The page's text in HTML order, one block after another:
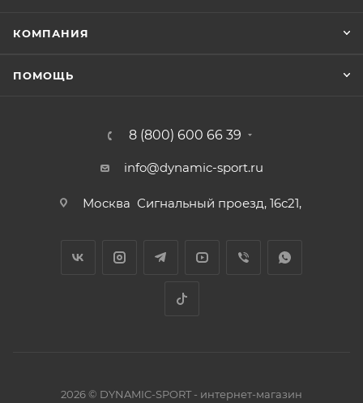
КОМПАНИЯ
ПОМОЩЬ
8 (800) 600 66 39
info@dynamic-sport.ru
Москва Сигнальный проезд, 16с21,
2026 © DYNAMIC-SPORT - интернет-магазин